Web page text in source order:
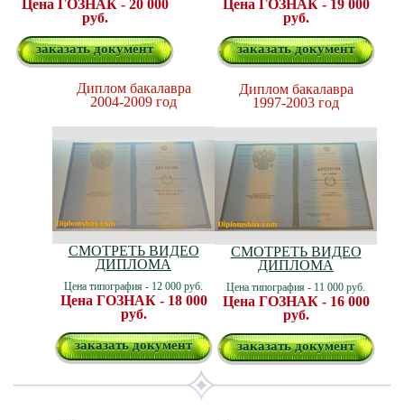
Цена ГОЗНАК - 20 000
руб.
заказать документ
Цена ГОЗНАК - 19 000
руб.
заказать документ
Диплом бакалавра
2004-2009 год
СМОТРЕТЬ ВИДЕО
ДИПЛОМА
Цена типография - 12 000 руб.
Цена ГОЗНАК - 18 000
руб.
заказать документ
Диплом бакалавра
1997-2003 год
СМОТРЕТЬ ВИДЕО
ДИПЛОМА
Цена типография - 11 000 руб.
Цена ГОЗНАК - 16 000
руб.
заказать документ